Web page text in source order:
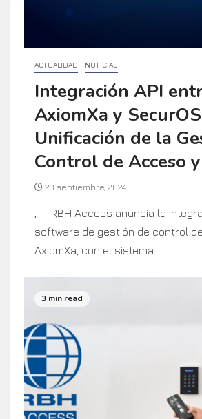
ACTUALIDAD NOTICIAS
Integración API
AxiomXa y
Unificación de la
Control de Acceso
23 septiembre, 2024
, — RBH Access anuncia la
software de gestión de control
AxiomXa, con el sistema...
3 min read